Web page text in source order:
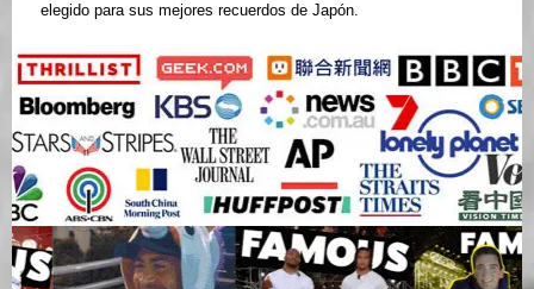
elegido para sus mejores recuerdos de Japón.